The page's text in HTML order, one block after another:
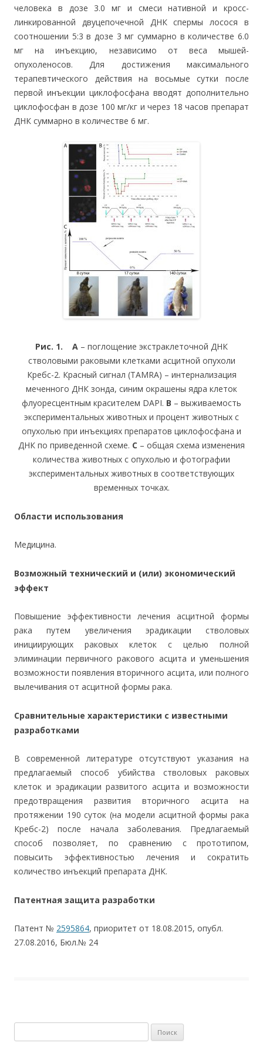
человека в дозе 3.0 мг и смеси нативной и кросс-
линкированной двуцепочечной ДНК спермы лосося в
соотношении 5:3 в дозе 3 мг суммарно в количестве 6.0
мг на инъекцию, независимо от веса мышей-
опухоленосов. Для достижения максимального
терапевтического действия на восьмые сутки после
первой инъекции циклофосфана вводят дополнительно
циклофосфан в дозе 100 мг/кг и через 18 часов препарат
ДНК суммарно в количестве 6 мг.
Рис. 1. А – поглощение экстраклеточной ДНК
стволовыми раковыми клетками асцитной опухоли
Кребс-2. Красный сигнал (TAMRA) – интернализация
меченного ДНК зонда, синим окрашены ядра клеток
флуоресцентным красителем DAPI. В – выживаемость
экспериментальных животных и процент животных с
опухолью при инъекциях препаратов циклофосфана и
ДНК по приведенной схеме. С – общая схема изменения
количества животных с опухолью и фотографии
экспериментальных животных в соответствующих
временных точках.
Области использования
Медицина.
Возможный технический и (или) экономический
эффект
Повышение эффективности лечения асцитной формы
рака путем увеличения эрадикации стволовых
инициирующих раковых клеток с целью полной
элиминации первичного ракового асцита и уменьшения
возможности появления вторичного асцита, или полного
вылечивания от асцитной формы рака.
Сравнительные характеристики с известными
разработками
В современной литературе отсутствуют указания на
предлагаемый способ убийства стволовых раковых
клеток и эрадикации развитого асцита и возможности
предотвращения развития вторичного асцита на
протяжении 190 суток (на модели асцитной формы рака
Кребс-2) после начала заболевания. Предлагаемый
способ позволяет, по сравнению с прототипом,
повысить эффективностью лечения и сократить
количество инъекций препарата ДНК.
Патентная защита разработки
Патент № 2595864, приоритет от 18.08.2015, опубл.
27.08.2016, Бюл.№ 24